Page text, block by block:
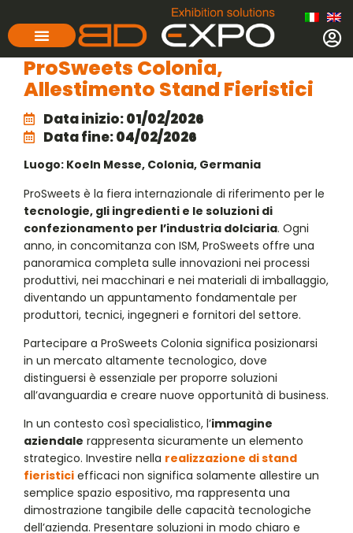
ProSweets Colonia,
Allestimento Stand Fieristici
Data inizio:01/02/2026
Data fine:04/02/2026
Luogo: Koeln Messe, Colonia, Germania
ProSweets è la fiera internazionale di riferimento per le
tecnologie, gli ingredienti e le soluzioni di
confezionamento per l’industria dolciaria. Ogni
anno, in concomitanza con ISM, ProSweets offre una
panoramica completa sulle innovazioni nei processi
produttivi, nei macchinari e nei materiali di imballaggio,
diventando un appuntamento fondamentale per
produttori, tecnici, ingegneri e fornitori del settore.
Partecipare a ProSweets Colonia significa posizionarsi
in un mercato altamente tecnologico, dove
distinguersi è essenziale per proporre soluzioni
all’avanguardia e creare nuove opportunità di business.
In un contesto così specialistico, l’immagine
aziendale rappresenta sicuramente un elemento
strategico. Investire nella realizzazione di stand
fieristici efficaci non significa solamente allestire un
semplice spazio espositivo, ma rappresenta una
dimostrazione tangibile delle capacità tecnologiche
dell’azienda. Presentare soluzioni in modo chiaro e